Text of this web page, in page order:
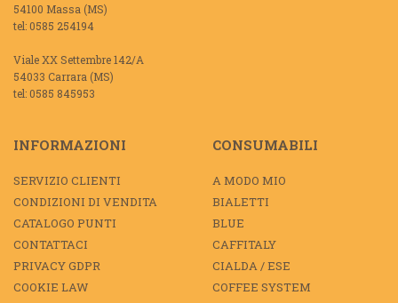
54100 Massa (MS)
tel: 0585 254194
Viale XX Settembre 142/A
54033 Carrara (MS)
tel: 0585 845953
INFORMAZIONI
SERVIZIO CLIENTI
CONDIZIONI DI VENDITA
CATALOGO PUNTI
CONTATTACI
PRIVACY GDPR
COOKIE LAW
CONSUMABILI
A MODO MIO
BIALETTI
BLUE
CAFFITALY
CIALDA / ESE
COFFEE SYSTEM